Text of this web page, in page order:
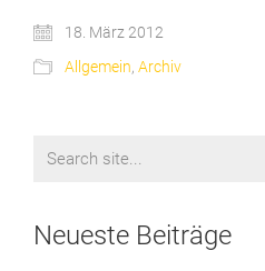
18. März 2012
Allgemein, Archiv
for:
Neueste Beiträge